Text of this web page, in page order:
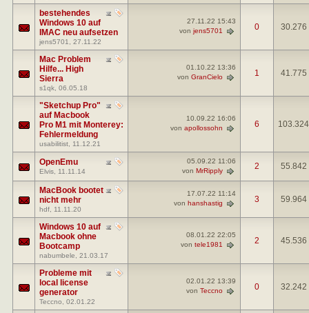
bestehendes
Windows 10 auf
IMAC neu aufsetzen
jens5701 , 27.11.22
27.11.22 15:43
von jens5701 0 30.276
Mac Problem
Hilfe... High
Sierra
s1qk , 06.05.18
01.10.22 13:36
von GranCielo 1 41.775
"Sketchup Pro"
auf Macbook
Pro M1 mit Monterey:
Fehlermeldung
usabilitist , 11.12.21
10.09.22 16:06
von apollossohn 6 103.324
OpenEmu
Elvis , 11.11.14
05.09.22 11:06
von MrRipply 2 55.842
MacBook bootet
nicht mehr
hdf , 11.11.20
17.07.22 11:14
von hanshastig 3 59.964
Windows 10 auf
Macbook ohne
Bootcamp
nabumbele , 21.03.17
08.01.22 22:05
von tele1981 2 45.536
Probleme mit
local license
generator
Teccno , 02.01.22
02.01.22 13:39
von Teccno 0 32.242